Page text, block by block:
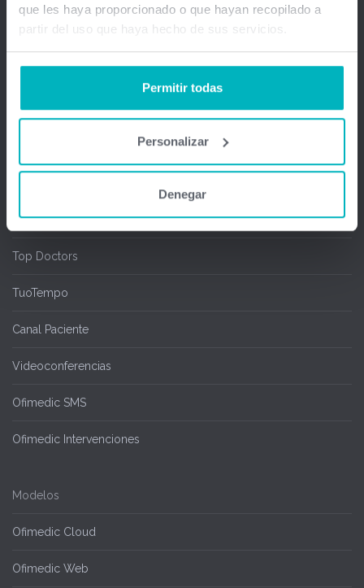
que les haya proporcionado o que hayan recopilado a
partir del uso que haya hecho de sus servicios.
Permitir todas
Personalizar
Denegar
Chipcard & Redsa
Cita Online
Top Doctors
TuoTempo
Canal Paciente
Videoconferencias
Ofimedic SMS
Ofimedic Intervenciones
Modelos
Ofimedic Cloud
Ofimedic Web